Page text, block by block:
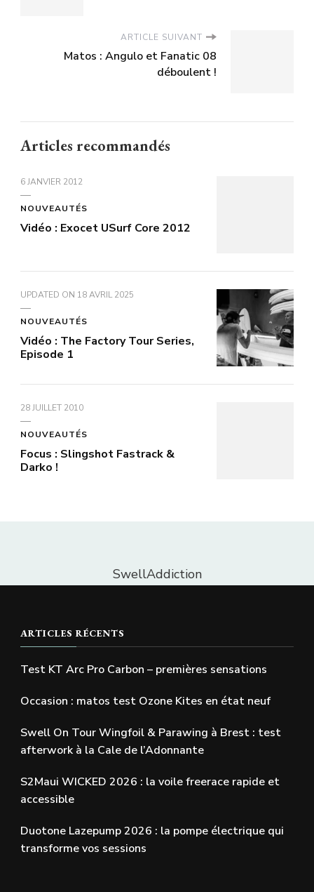
ARTICLE SUIVANT
Matos : Angulo et Fanatic 08
déboulent !
Articles recommandés
6 JANVIER 2012
NOUVEAUTÉS
Vidéo : Exocet USurf Core 2012
UPDATED ON 18 AVRIL 2025
NOUVEAUTÉS
Vidéo : The Factory Tour Series,
Episode 1
28 JUILLET 2010
NOUVEAUTÉS
Focus : Slingshot Fastrack &
Darko !
SwellAddiction
ARTICLES RÉCENTS
Test KT Arc Pro Carbon – premières sensations
Occasion : matos test Ozone Kites en état neuf
Swell On Tour Wingfoil & Parawing à Brest : test
afterwork à la Cale de l’Adonnante
S2Maui WICKED 2026 : la voile freerace rapide et
accessible
Duotone Lazepump 2026 : la pompe électrique qui
transforme vos sessions